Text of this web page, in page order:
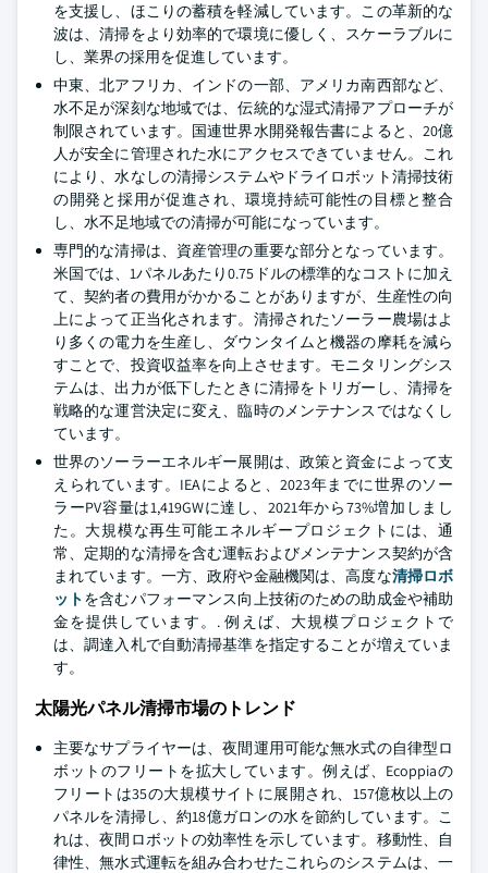
を支援し、ほこりの蓄積を軽減しています。この革新的な
波は、清掃をより効率的で環境に優しく、スケーラブルに
し、業界の採用を促進しています。
中東、北アフリカ、インドの一部、アメリカ南西部など、
水不足が深刻な地域では、伝統的な湿式清掃アプローチが
制限されています。国連世界水開発報告書によると、20億
人が安全に管理された水にアクセスできていません。これ
により、水なしの清掃システムやドライロボット清掃技術
の開発と採用が促進され、環境持続可能性の目標と整合
し、水不足地域での清掃が可能になっています。
専門的な清掃は、資産管理の重要な部分となっています。
米国では、1パネルあたり0.75ドルの標準的なコストに加え
て、契約者の費用がかかることがありますが、生産性の向
上によって正当化されます。清掃されたソーラー農場はよ
り多くの電力を生産し、ダウンタイムと機器の摩耗を減ら
すことで、投資収益率を向上させます。モニタリングシス
テムは、出力が低下したときに清掃をトリガーし、清掃を
戦略的な運営決定に変え、臨時のメンテナンスではなくし
ています。
世界のソーラーエネルギー展開は、政策と資金によって支
えられています。IEAによると、2023年までに世界のソー
ラーPV容量は1,419GWに達し、2021年から73%増加しまし
た。大規模な再生可能エネルギープロジェクトには、通
常、定期的な清掃を含む運転およびメンテナンス契約が含
まれています。一方、政府や金融機関は、高度な清掃ロボ
ットを含むパフォーマンス向上技術のための助成金や補助
金を提供しています。. 例えば、大規模プロジェクトで
は、調達入札で自動清掃基準を指定することが増えていま
す。
太陽光パネル清掃市場のトレンド
主要なサプライヤーは、夜間運用可能な無水式の自律型ロ
ボットのフリートを拡大しています。例えば、Ecoppiaの
フリートは35の大規模サイトに展開され、157億枚以上の
パネルを清掃し、約18億ガロンの水を節約しています。こ
れは、夜間ロボットの効率性を示しています。移動性、自
律性、無水式運転を組み合わせたこれらのシステムは、一